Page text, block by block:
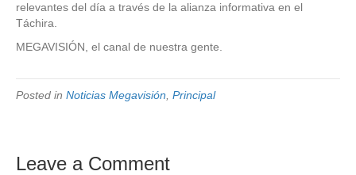
relevantes del día a través de la alianza informativa en el
Táchira.
MEGAVISIÓN, el canal de nuestra gente.
Posted in Noticias Megavisión Principal
Leave a Comment